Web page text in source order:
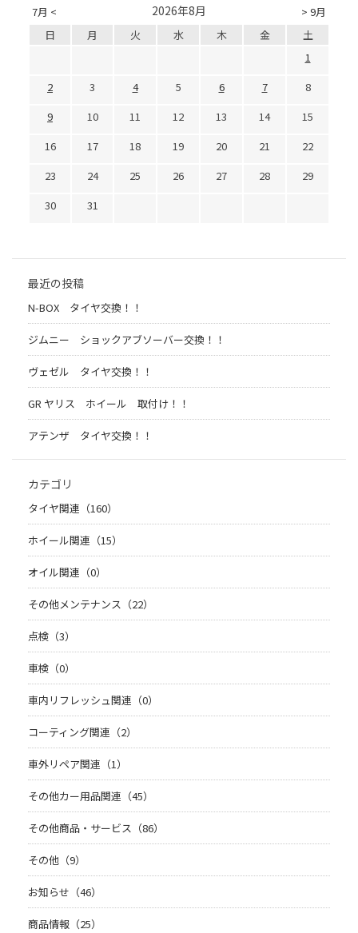
7月 < > 9月
2026年8月
日 月 火 水 木 金
土
1
2
3 4 5 6 7
8
9
10 11 12 13 14
15
16
17 18 19 20 21
22
23
24 25 26 27 28
29
30
31
最近の投稿
N-BOX タイヤ交換！！
ジムニー ショックアブソーバー交換！！
ヴェゼル タイヤ交換！！
GR ヤリス ホイール 取付け！！
アテンザ タイヤ交換！！
カテゴリ
タイヤ関連（160）
ホイール関連（15）
オイル関連（0）
その他メンテナンス（22）
点検（3）
車検（0）
車内リフレッシュ関連（0）
コーティング関連（2）
車外リペア関連（1）
その他カー用品関連（45）
その他商品・サービス（86）
その他（9）
お知らせ（46）
商品情報（25）